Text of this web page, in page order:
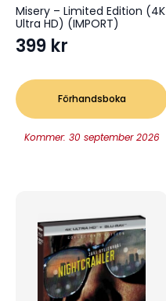
Misery – Limited Edition (4K
Ultra HD) (IMPORT)
399 kr
Förhandsboka
Kommer: 30 september 2026